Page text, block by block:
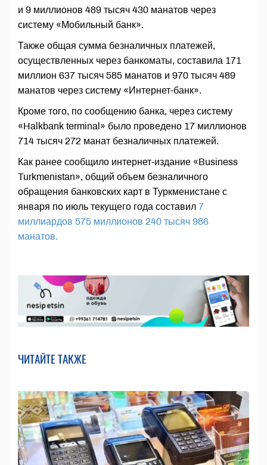
и 9 миллионов 489 тысяч 430 манатов через
систему «Мобильный банк».
Также общая сумма безналичных платежей,
осуществленных через банкоматы, составила 171
миллион 637 тысяч 585 манатов и 970 тысяч 489
манатов через систему «Интернет-банк».
Кроме того, по сообщению банка, через систему
«Halkbank terminal» было проведено 17 миллионов
714 тысяч 272 манат безналичных платежей.
Как ранее сообщило интернет-издание «Business
Turkmenistan», общий объем безналичного
обращения банковских карт в Туркменистане с
января по июль текущего года составил 7
миллиардов 575 миллионов 240 тысяч 986
манатов.
ЧИТАЙТЕ ТАКЖЕ